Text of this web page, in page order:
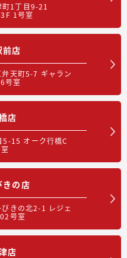
町1丁目9-21
1号室
前店
天町5-7 ギャラン
号室
店
5-15 オーク行橋C
きの店
きの北2-1 レジェ
号室
店